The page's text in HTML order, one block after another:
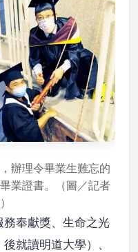
辦理令畢業生難忘的
業證書。（圖／記者
奉獻獎、生命之光
就讀明道大學）、